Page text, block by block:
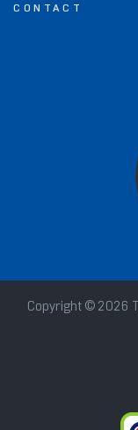
CONTACT
Copyright © 2026